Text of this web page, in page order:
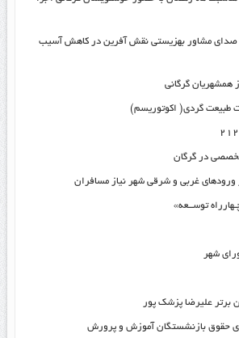
صدای مشاور بهزیستی نقش آفرین در کاهش آسیب
همشهریان گرگانی
طبیعت گردی( اکوتوریسم)
تخصصی در گرگان
ورودهای غربی و شرقی شهر نیاز مسافران
توســعه»
علیرضا پزشک پور
حقوق بازنشستگان آموزش و پرورش